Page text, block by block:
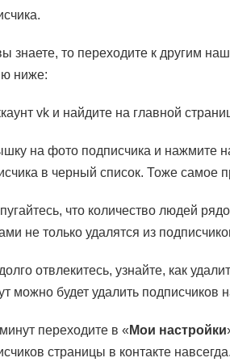
знаете, то переходите к другим
ниже:
vk и найдите на главной
на фото подписчика и нажмите
в черный список. Тоже самое
что количество людей
не только удалятся из
отвлекитесь, узнайте, как
можно будет удалить подписчиков
переходите в « Мои настройки
страницы в контакте